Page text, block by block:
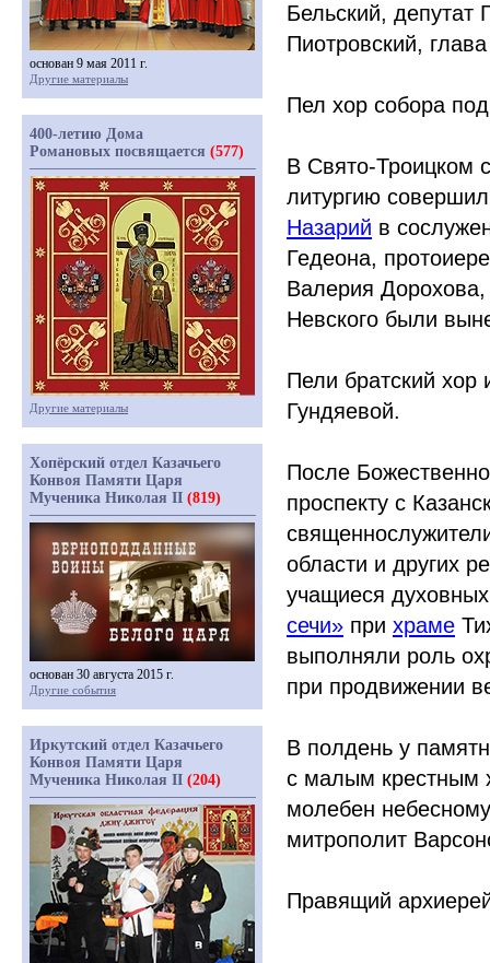
Бельский,
Пиотровский,
Пел хор собора
В Свято-Троицком
литургию
Назарий в
Гедеона,
Валерия
Невского были
Пели братский
Гундяевой.
После
проспекту с
области и других
учащиеся
сечи» при храме
выполняли роль
при продвижении
В полдень у
с малым крестным
молебен
митрополит
Правящий
основан 9 мая 2011 г.
Другие материалы
400-летию Дома
Романовых посвящается (577)
Другие материалы
Хопёрский отдел Казачьего
Конвоя Памяти Царя
Мученика Николая II (819)
основан 30 августа 2015 г.
Другие события
Иркутский отдел Казачьего
Конвоя Памяти Царя
Мученика Николая II (204)